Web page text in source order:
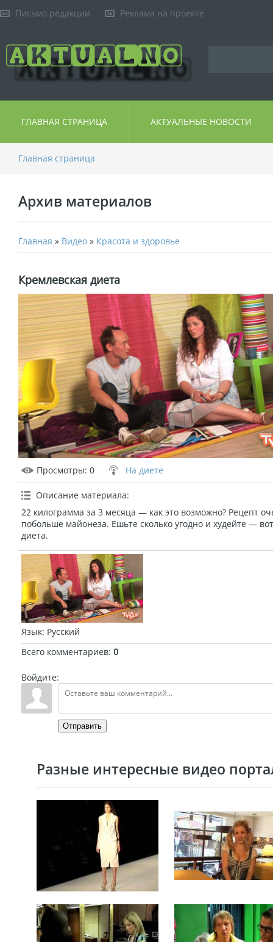
Письмо редакции Реклама на проекте
ГЛАВНАЯ СТРАНИЦА АКТУАЛЬНЫЕ НОВОСТИ
Главная страница
Архив материалов
Главная » Видео » Красота и здоровье
Кремлевская диета
Просмотры: 0 На диете
Описание материала:
22 килограмма за 3 месяца — как это возможно? Рецепт
побольше майонеза. Ешьте сколько угодно и худейте —
диета.
Язык: Русский
Всего комментариев: 0
Войдите:
Отправить
Разные интересные видео